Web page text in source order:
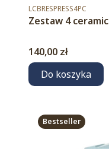
Kod produktu
LCBRESPRESS4PC
Zestaw 4
Cena
140,00 zł
Do koszyka
Bestseller